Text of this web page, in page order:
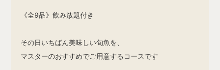
《全9品》飲み放題付き
その日いちばん美味しい旬魚を、
マスターのおすすめでご用意するコースです